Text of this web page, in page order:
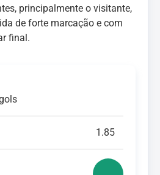
principalmente o visitante,
de forte marcação e com
final.
1.85